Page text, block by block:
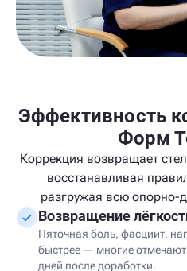
Эффективность
Форм
Коррекция возвращает
восстанавливая
разгружая всю опорно-
Возвращение
Пяточная боль, фасциит,
быстрее — многие отмечают
дней после доработки.